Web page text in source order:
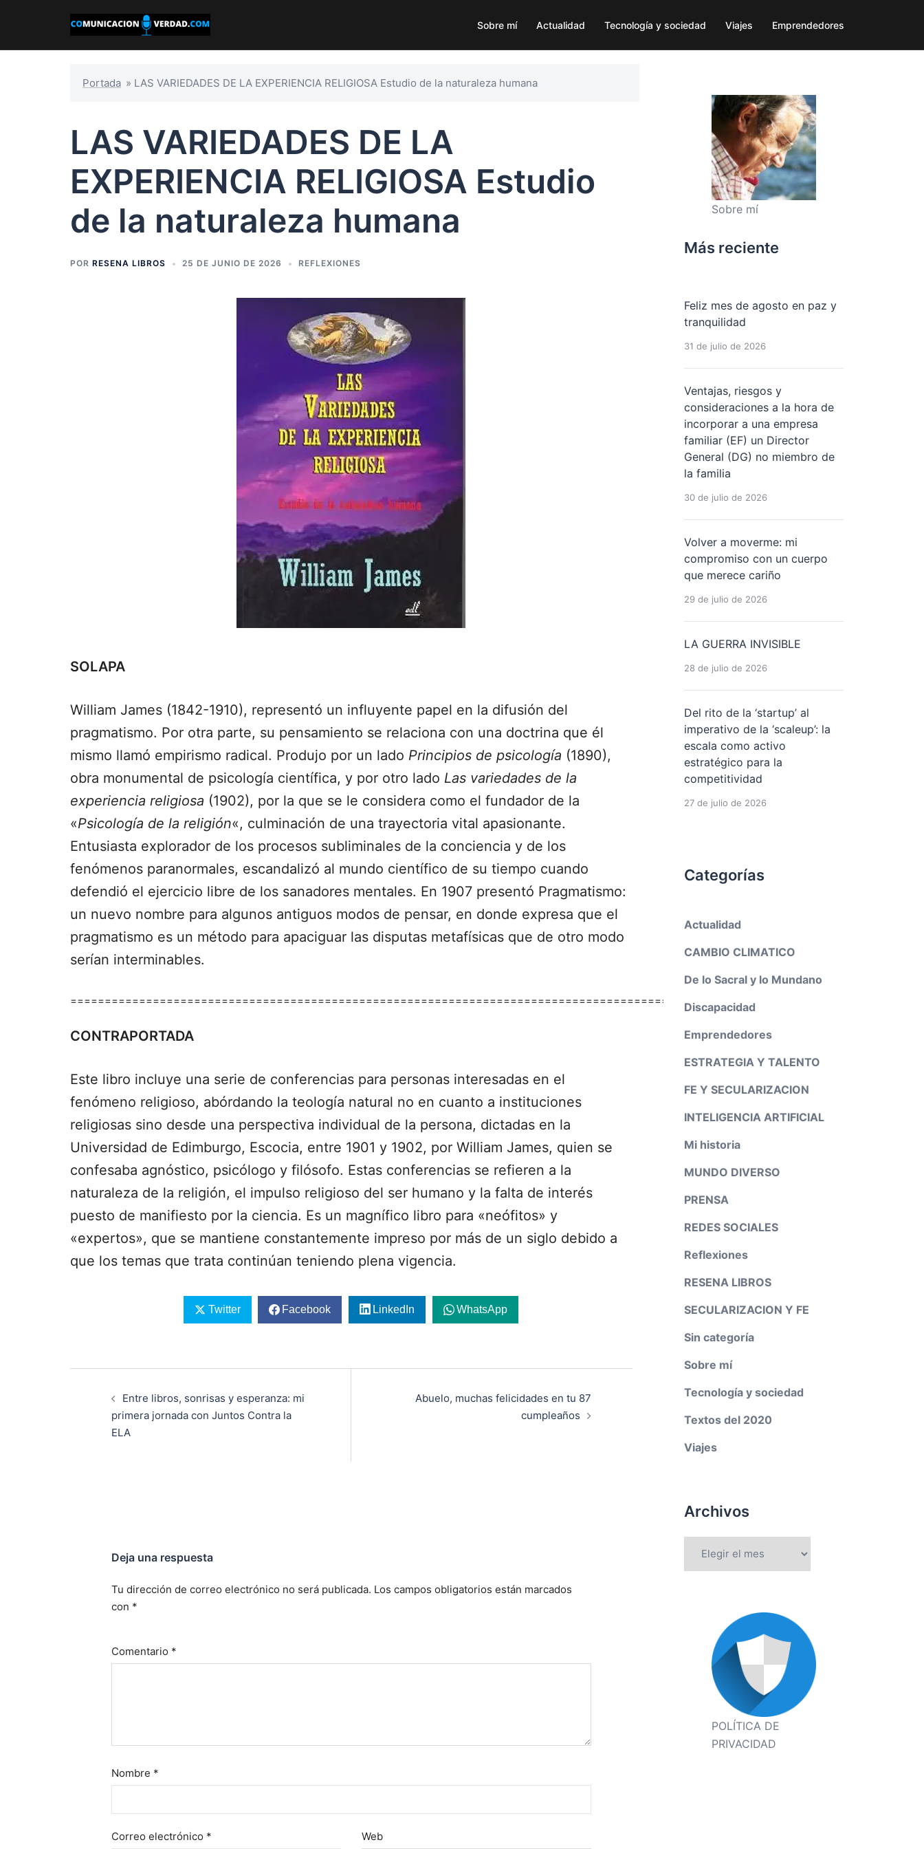
Sobre mí Actualidad Tecnología y sociedad Viajes Emprendedores
Portada » LAS VARIEDADES DE LA EXPERIENCIA RELIGIOSA Estudio de la naturaleza humana
LAS VARIEDADES DE LA
EXPERIENCIA RELIGIOSA Estudio
de la naturaleza humana
POR RESENA LIBROS 25 DE JUNIO DE 2026 REFLEXIONES
SOLAPA
William James (1842-1910), representó un influyente papel en la difusión del
pragmatismo. Por otra parte, su pensamiento se relaciona con una doctrina que él
mismo llamó empirismo radical. Produjo por un lado Principios de psicología (1890),
obra monumental de psicología científica, y por otro lado Las variedades de la
experiencia religiosa (1902), por la que se le considera como el fundador de la
«Psicología de la religión«, culminación de una trayectoria vital apasionante.
Entusiasta explorador de los procesos subliminales de la conciencia y de los
fenómenos paranormales, escandalizó al mundo científico de su tiempo cuando
defendió el ejercicio libre de los sanadores mentales. En 1907 presentó Pragmatismo:
un nuevo nombre para algunos antiguos modos de pensar, en donde expresa que el
pragmatismo es un método para apaciguar las disputas metafísicas que de otro modo
serían interminables.
===========================================================================================================
CONTRAPORTADA
Este libro incluye una serie de conferencias para personas interesadas en el
fenómeno religioso, abórdando la teología natural no en cuanto a instituciones
religiosas sino desde una perspectiva individual de la persona, dictadas en la
Universidad de Edimburgo, Escocia, entre 1901 y 1902, por William James, quien se
confesaba agnóstico, psicólogo y filósofo. Estas conferencias se refieren a la
naturaleza de la religión, el impulso religioso del ser humano y la falta de interés
puesto de manifiesto por la ciencia. Es un magnífico libro para «neófitos» y
«expertos», que se mantiene constantemente impreso por más de un siglo debido a
que los temas que trata continúan teniendo plena vigencia.
Twitter Facebook LinkedIn WhatsApp
entradas
Entre libros, sonrisas y esperanza: mi
primera jornada con Juntos Contra la
ELA
Abuelo, muchas felicidades en tu 87
cumpleaños
Deja una respuesta
Tu dirección de correo electrónico no será publicada. Los campos obligatorios están marcados
con *
Comentario *
Nombre *
Correo electrónico * Web
Sobre mí
Más reciente
Feliz mes de agosto en paz y
tranquilidad
31 de julio de 2026
Ventajas, riesgos y
consideraciones a la hora de
incorporar a una empresa
familiar (EF) un Director
General (DG) no miembro de
la familia
30 de julio de 2026
Volver a moverme: mi
compromiso con un cuerpo
que merece cariño
29 de julio de 2026
LA GUERRA INVISIBLE
28 de julio de 2026
Del rito de la ‘startup’ al
imperativo de la ‘scaleup’: la
escala como activo
estratégico para la
competitividad
27 de julio de 2026
Categorías
Actualidad
CAMBIO CLIMATICO
De lo Sacral y lo Mundano
Discapacidad
Emprendedores
ESTRATEGIA Y TALENTO
FE Y SECULARIZACION
INTELIGENCIA ARTIFICIAL
Mi historia
MUNDO DIVERSO
PRENSA
REDES SOCIALES
Reflexiones
RESENA LIBROS
SECULARIZACION Y FE
Sin categoría
Sobre mí
Tecnología y sociedad
Textos del 2020
Viajes
Archivos
POLÍTICA DE
PRIVACIDAD